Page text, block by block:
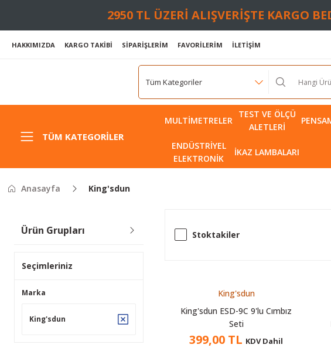
2950 TL ÜZERİ ALIŞVERİŞTE KARGO
HAKKIMIZDA KARGO TAKİBİ SİPARİŞLERİM FAVORİLERİM İLETİŞİM
TÜM KATEGORILER
MULTIMETRELER
TEST VE ÖLÇÜ
ALETLERI
ENDÜSTRIYEL
ELEKTRONIK
İKAZ LAMBALARI
Anasayfa King'sdun
Ürün Grupları
Seçimleriniz
Marka
King'sdun
Stoktakiler
King'sdun
King'sdun ESD-9C 9'lu Cımbız
Seti
399,00 TL KDV Dahil